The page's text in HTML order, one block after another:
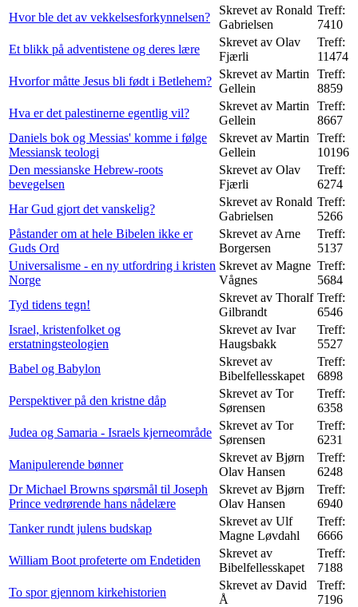
Hvor ble det av vekkelsesforkynnelsen?
Skrevet av Ronald
Gabrielsen
Treff:
7410
Et blikk på adventistene og deres lære
Skrevet av Olav
Fjærli
Treff:
11474
Hvorfor måtte Jesus bli født i Betlehem?
Skrevet av Martin
Gellein
Treff:
8859
Hva er det palestinerne egentlig vil?
Skrevet av Martin
Gellein
Treff:
8667
Daniels bok og Messias' komme i følge
Messiansk teologi
Skrevet av Martin
Gellein
Treff:
10196
Den messianske Hebrew-roots
bevegelsen
Skrevet av Olav
Fjærli
Treff:
6274
Har Gud gjort det vanskelig?
Skrevet av Ronald
Gabrielsen
Treff:
5266
Påstander om at hele Bibelen ikke er
Guds Ord
Skrevet av Arne
Borgersen
Treff:
5137
Universalisme - en ny utfordring i kristen
Norge
Skrevet av Magne
Vågnes
Treff:
5684
Tyd tidens tegn!
Skrevet av Thoralf
Gilbrandt
Treff:
6546
Israel, kristenfolket og
erstatningsteologien
Skrevet av Ivar
Haugsbakk
Treff:
5527
Babel og Babylon
Skrevet av
Bibelfellesskapet
Treff:
6898
Perspektiver på den kristne dåp
Skrevet av Tor
Sørensen
Treff:
6358
Judea og Samaria - Israels kjerneområde
Skrevet av Tor
Sørensen
Treff:
6231
Manipulerende bønner
Skrevet av Bjørn
Olav Hansen
Treff:
6248
Dr Michael Browns spørsmål til Joseph
Prince vedrørende hans nådelære
Skrevet av Bjørn
Olav Hansen
Treff:
6940
Tanker rundt julens budskap
Skrevet av Ulf
Magne Løvdahl
Treff:
6666
William Boot profeterte om Endetiden
Skrevet av
Bibelfellesskapet
Treff:
7188
To spor gjennom kirkehistorien
Skrevet av David
Å
Treff:
7196